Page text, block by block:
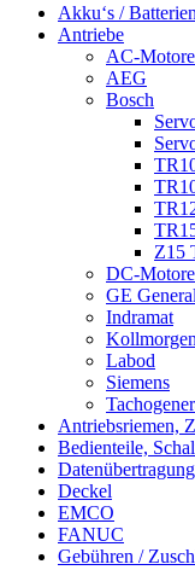
Akku‘s / Batterien
Antriebe
AC-
AEG
Bosch
Z15
DC-
GE
Indramat
Kollmorgen
Labod
Siemens
Antriebsriemen,
Bedienteile,
Datenübertragung
Deckel
EMCO
FANUC
Gebühren /